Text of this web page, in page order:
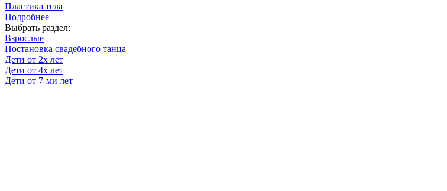
Пластика тела
Подробнее
Выбрать раздел:
Взрослые
Постановка свадебного танца
Дети от 2х лет
Дети от 4х лет
Дети от 7-ми лет